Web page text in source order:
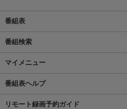
番組表
番組検索
マイメニュー
番組表ヘルプ
リモート録画予約ガイド